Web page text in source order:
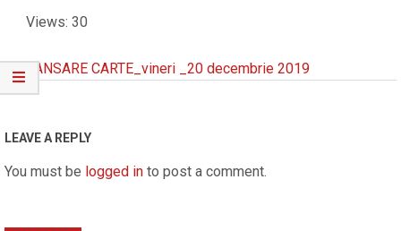
Views: 30
LANSARE CARTE_vineri _20 decembrie 2019
2019-
19
LEAVE A REPLY
You must be logged in to post a comment.